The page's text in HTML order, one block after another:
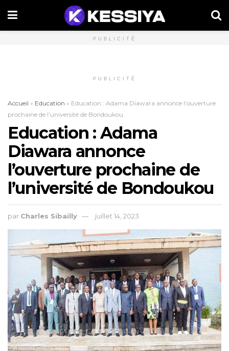
PUBLICITÉ
PUBLICITÉ
Accueil » Education » Education : Adama Diawara annonce l’ouverture
prochaine de l’université de Bondoukou
Education : Adama
Diawara annonce
l’ouverture prochaine de
l’université de Bondoukou
par Charles Sibailly juillet 14, 2023